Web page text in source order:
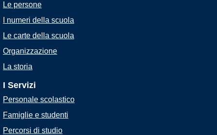
Le persone
I numeri della scuola
Le carte della scuola
Organizzazione
La storia
I Servizi
Personale scolastico
Famiglie e studenti
Percorsi di studio